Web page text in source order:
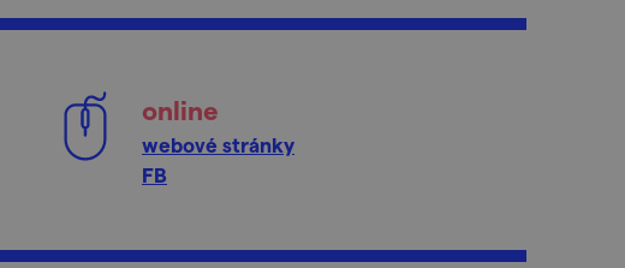
online
webové stránky
FB